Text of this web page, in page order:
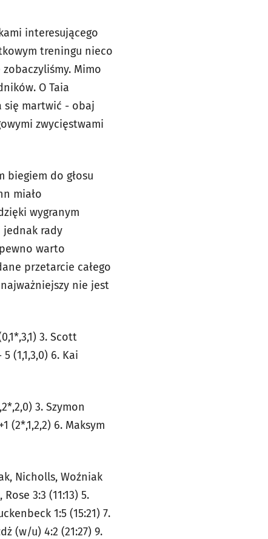
interesującego
treningu nieco
Mimo
O Taia
się martwić - obaj
zwycięstwami
biegiem do głosu
miało
wygranym
jednak rady
warto
przetarcie całego
nie jest
3. Scott
(1,1,3,0) 6. Kai
3. Szymon
(2*,1,2,2) 6. Maksym
Nicholls, Woźniak
3:3 (11:13) 5.
1:5 (15:21) 7.
(w/u) 4:2 (21:27) 9.